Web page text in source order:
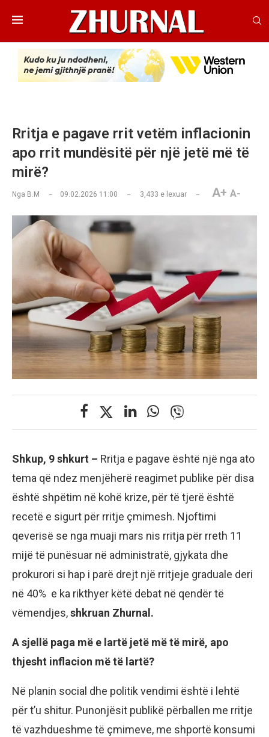
Rritja e pagave rrit vetëm inflacionin
apo rrit mundësitë për një jetë më të
mirë?
Nga B.M 09.02.2026 11:00 3,433 e lexuar A+ A-
Shkup, 9 shkurt – Rritja e pagave është një nga ato
tema që ndez menjëherë reagimet publike për disa
është shpëtim në kohë krize, për të tjerë është
recetë e sigurt për rritje çmimesh. Njoftimi
qeverisë se nga muaji mars nis rritja për rreth 11
mijë të punësuar në administratë, gjykata dhe
prokurori si hap i parë drejt një rritjeje graduale deri
në 40% e ka rikthyer këtë debat në qendër të
vëmendjes,shkruan Zhurnal.
A sjellë paga më e lartë jetë më të mirë, apo
thjesht inflacion më të lartë?
Në planin social dhe politik vendimi është i lehtë
për t’u shitur. Punonjësit publikë përballen me rritje
të vazhdueshme të çmimeve, me shportë konsumi